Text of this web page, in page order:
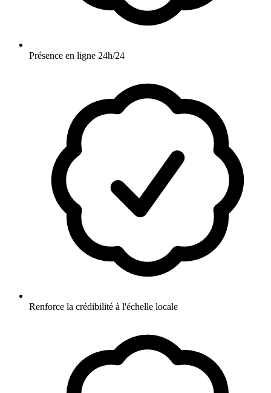
Présence en ligne 24h/24
Renforce la crédibilité à l'échelle locale